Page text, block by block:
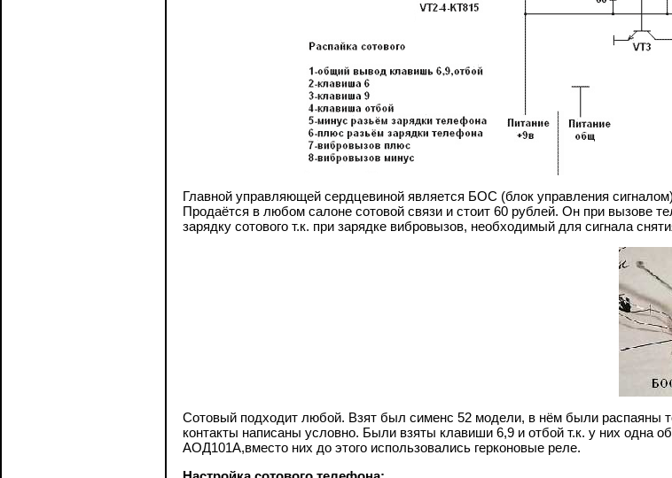
Главной управляющей сердцевиной является БОС (блок управления
Продаётся в любом салоне сотовой связи и стоит 60 рублей. Он при вызове
зарядку сотового т.к. при зарядке вибровызов, необходимый для сигнала
Сотовый подходит любой. Взят был сименс 52 модели, в нём были распаяны
контакты написаны условно. Были взяты клавиши 6,9 и отбой т.к. у них
АОД101А,вместо них до этого использовались герконовые реле.